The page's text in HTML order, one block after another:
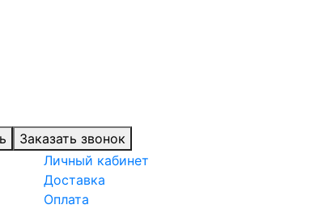
Заказать звонок
Личный кабинет
Доставка
Оплата